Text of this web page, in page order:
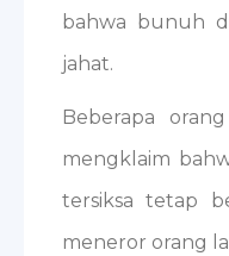
bahwa bunuh
jahat.
Beberapa
mengklaim
tersiksa tetap
meneror orang